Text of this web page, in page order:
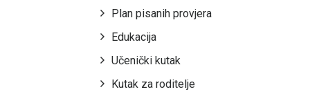
Plan pisanih provjera
Edukacija
Učenički kutak
Kutak za roditelje